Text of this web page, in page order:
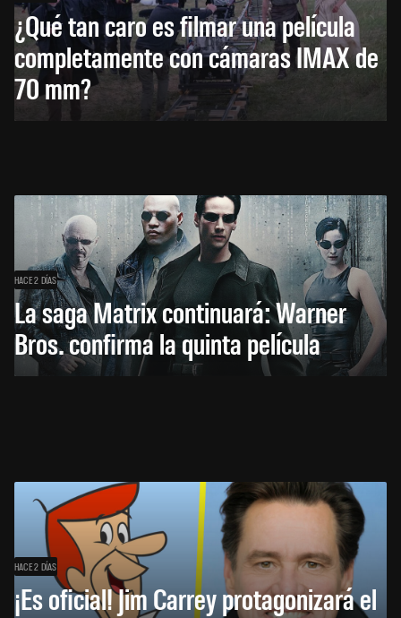
¿Qué tan caro es filmar una película
completamente con cámaras IMAX de
70 mm?
HACE 2 DÍAS
La saga Matrix continuará: Warner
Bros. confirma la quinta película
HACE 2 DÍAS
¡Es oficial! Jim Carrey protagonizará el